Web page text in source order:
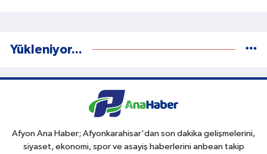
Yükleniyor...
Afyon Ana Haber; Afyonkarahisar'dan son dakika gelişmelerini,
siyaset, ekonomi, spor ve asayiş haberlerini anbean takip